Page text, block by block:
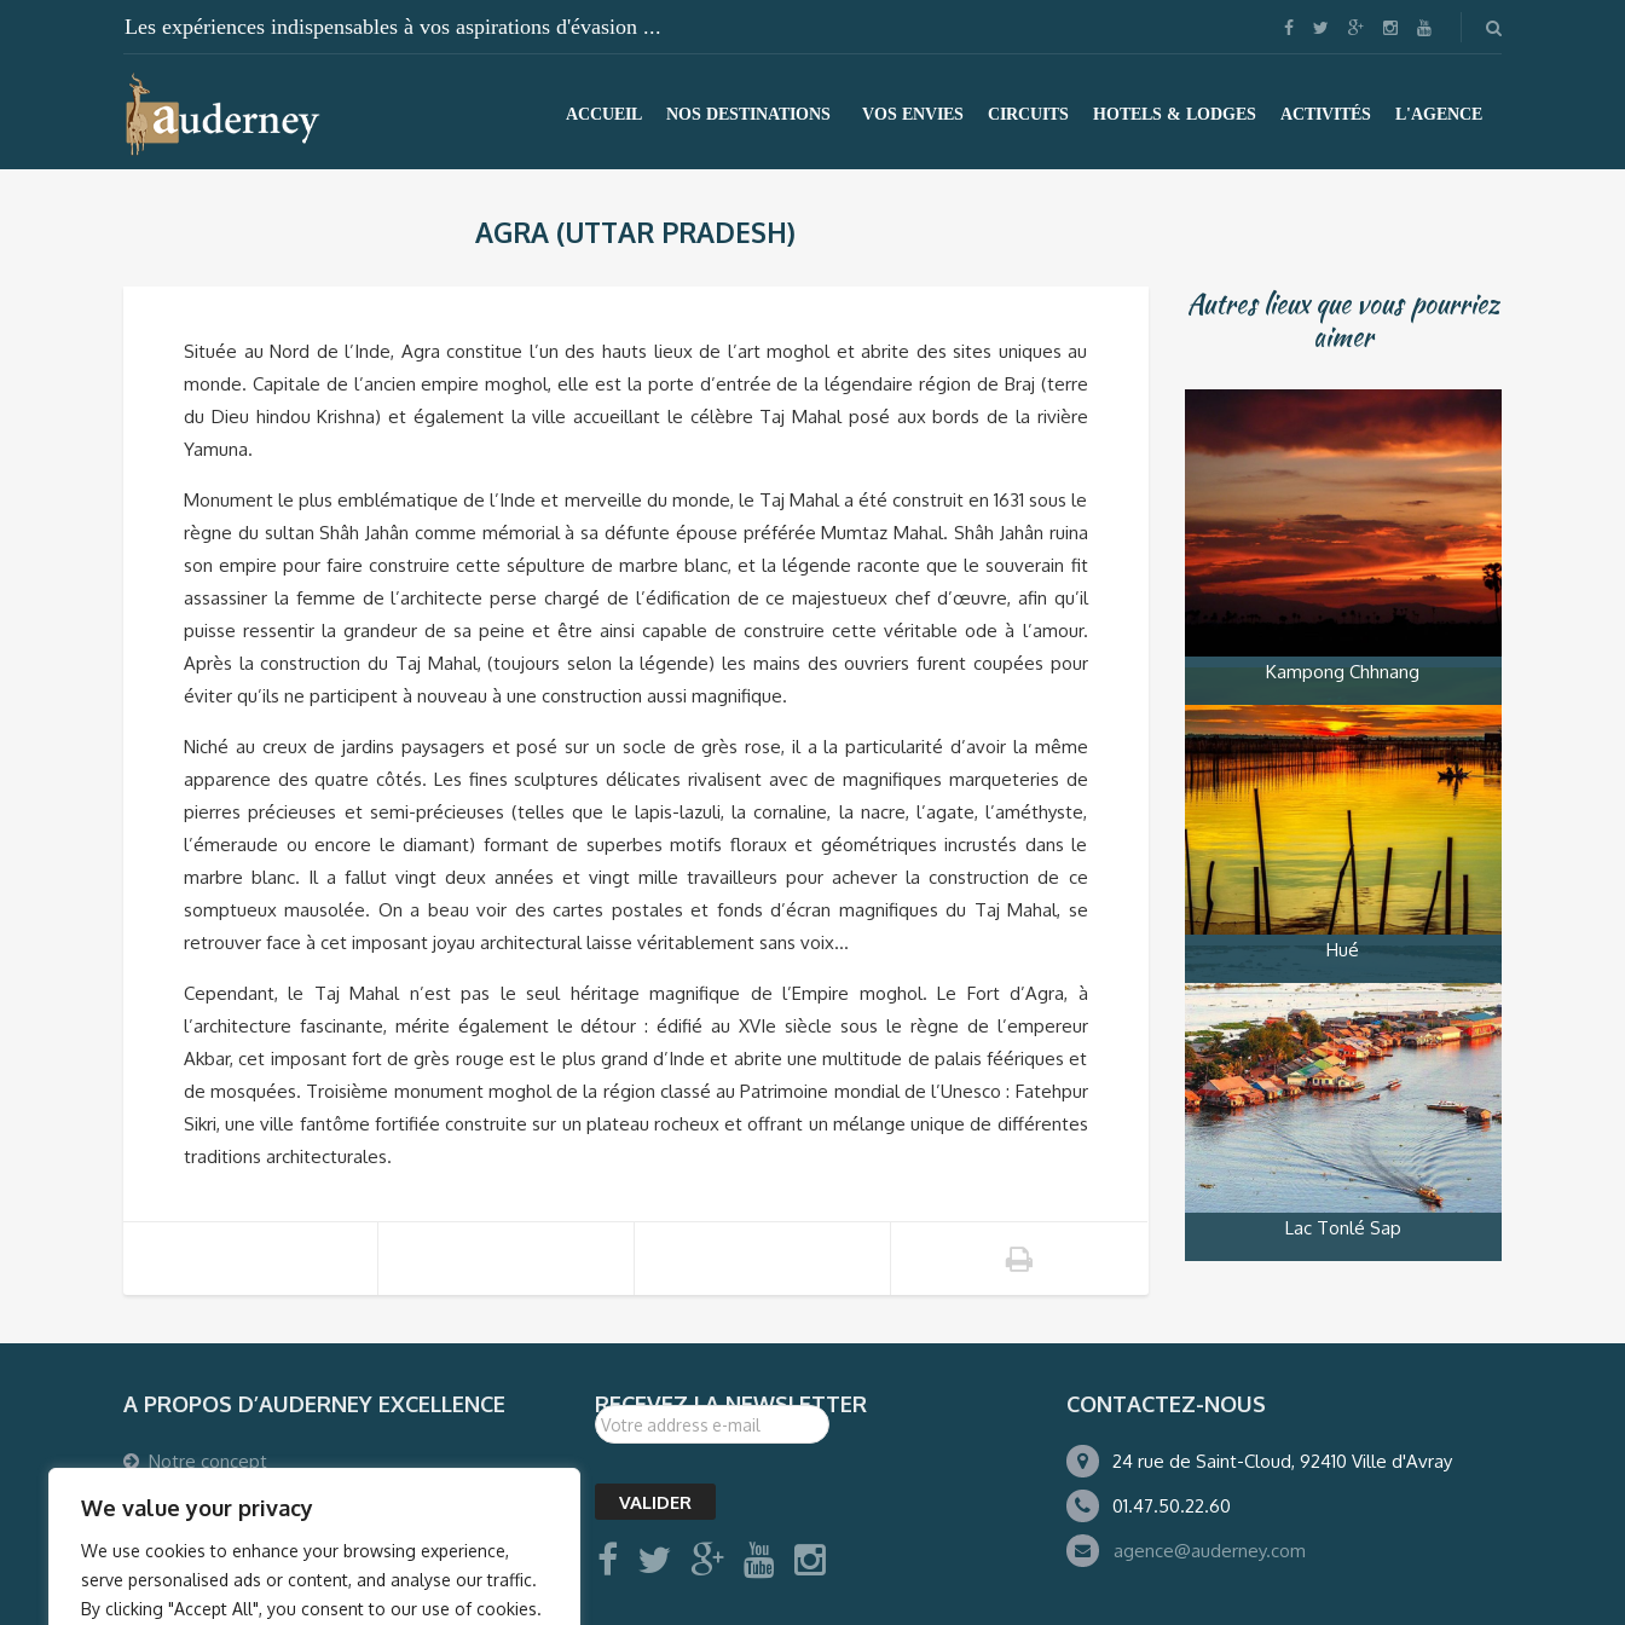
We value your privacy
We use cookies to enhance your browsing experience,
serve personalised ads or content, and analyse our traffic.
By clicking "Accept All", you consent to our use of cookies.
Les expériences indispensables à vos aspirations d'évasion ...
ACCUEIL NOS DESTINATIONS VOS ENVIES CIRCUITS HOTELS & LODGES ACTIVITÉS L'AGENCE
AGRA (UTTAR PRADESH)
Située au Nord de l’Inde, Agra constitue l’un des hauts lieux de l’art moghol et abrite des sites uniques au
monde. Capitale de l’ancien empire moghol, elle est la porte d’entrée de la légendaire région de Braj (terre
du Dieu hindou Krishna) et également la ville accueillant le célèbre Taj Mahal posé aux bords de la rivière
Yamuna.
Monument le plus emblématique de l’Inde et merveille du monde, le Taj Mahal a été construit en 1631 sous le
règne du sultan Shâh Jahân comme mémorial à sa défunte épouse préférée Mumtaz Mahal. Shâh Jahân ruina
son empire pour faire construire cette sépulture de marbre blanc, et la légende raconte que le souverain fit
assassiner la femme de l’architecte perse chargé de l’édification de ce majestueux chef d’œuvre, afin qu’il
puisse ressentir la grandeur de sa peine et être ainsi capable de construire cette véritable ode à l’amour.
Après la construction du Taj Mahal, (toujours selon la légende) les mains des ouvriers furent coupées pour
éviter qu’ils ne participent à nouveau à une construction aussi magnifique.
Niché au creux de jardins paysagers et posé sur un socle de grès rose, il a la particularité d’avoir la même
apparence des quatre côtés. Les fines sculptures délicates rivalisent avec de magnifiques marqueteries de
pierres précieuses et semi-précieuses (telles que le lapis-lazuli, la cornaline, la nacre, l’agate, l’améthyste,
l’émeraude ou encore le diamant) formant de superbes motifs floraux et géométriques incrustés dans le
marbre blanc. Il a fallut vingt deux années et vingt mille travailleurs pour achever la construction de ce
somptueux mausolée. On a beau voir des cartes postales et fonds d’écran magnifiques du Taj Mahal, se
retrouver face à cet imposant joyau architectural laisse véritablement sans voix…
Cependant, le Taj Mahal n’est pas le seul héritage magnifique de l’Empire moghol. Le Fort d’Agra, à
l’architecture fascinante, mérite également le détour : édifié au XVIe siècle sous le règne de l’empereur
Akbar, cet imposant fort de grès rouge est le plus grand d’Inde et abrite une multitude de palais féériques et
de mosquées. Troisième monument moghol de la région classé au Patrimoine mondial de l’Unesco : Fatehpur
Sikri, une ville fantôme fortifiée construite sur un plateau rocheux et offrant un mélange unique de différentes
traditions architecturales.
Autres lieux que vous pourriez
aimer
Kampong Chhnang
Hué
Lac Tonlé Sap
A PROPOS D’AUDERNEY EXCELLENCE
Notre concept
Pourquoi voyager avec Auderney Excellence ?
Qui sommes-nous ?
Auderney Excellence Events
RECEVEZ LA NEWSLETTER CONTACTEZ-NOUS
24 rue de Saint-Cloud, 92410 Ville d'Avray
01.47.50.22.60
agence@auderney.com